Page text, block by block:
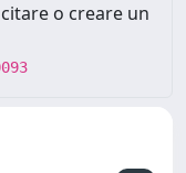
o creare un